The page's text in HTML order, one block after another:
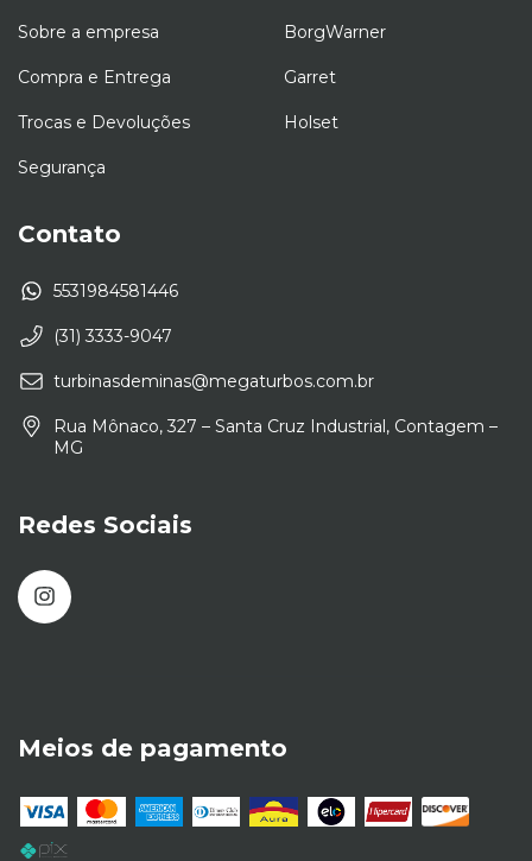
Sobre a empresa
Compra e Entrega
Trocas e Devoluções
Segurança
BorgWarner
Garret
Holset
Contato
5531984581446
(31) 3333-9047
turbinasdeminas@megaturbos.com.br
Rua Mônaco, 327 – Santa Cruz Industrial, Contagem –
MG
Redes Sociais
Meios de pagamento